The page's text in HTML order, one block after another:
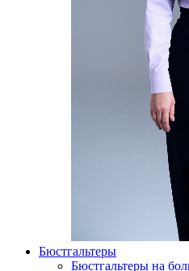
Бюстгальтеры
Бюстгальтеры на